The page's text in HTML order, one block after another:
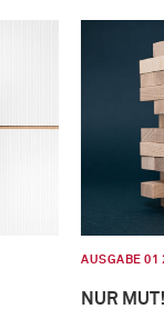
AUSGABE 01
NUR MUT!